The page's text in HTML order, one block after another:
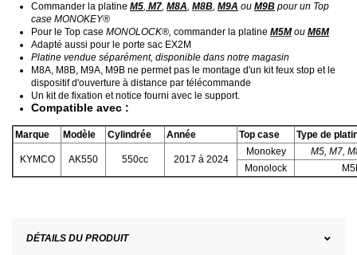
Commander la platine M5, M7, M8A, M8B, M9A ou M9B pour un Top
case MONOKEY®
Pour le Top case MONOLOCK®, commander la platine M5Mou M6M
Adapté aussi pour le porte sac EX2M
Platine vendue séparément, disponible dans notre magasin
M8A, M8B, M9A, M9B ne permet pas le montage d'un kit feux stop et le
dispositif d'ouverture à distance par télécommande
Un kit de fixation et notice fourni avec le support.
Compatible avec :
Marque Modèle Cylindrée Année Top case Type de
KYMCO AK550 550cc 2017 à 2024
Monokey
M5, M7,
Monolock
DÉTAILS DU PRODUIT